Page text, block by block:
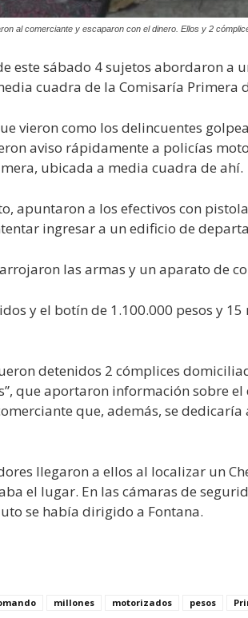
al comerciante y escaparon con el dinero. Ellos y 2
este sábado 4 sujetos abordaron a
cuadra de la Comisaría Primera
vieron como los delincuentes
aviso rápidamente a policías
ubicada a media cuadra de ahí.
apuntaron a los efectivos con
ingresar a un edificio de
las armas y un aparato de
y el botín de 1.100.000 pesos y
detenidos 2 cómplices
que aportaron información sobre
que, además, se
llegaron a ellos al localizar un
el lugar. En las cámaras de
se había dirigido a Fontana.
millones motorizados pesos